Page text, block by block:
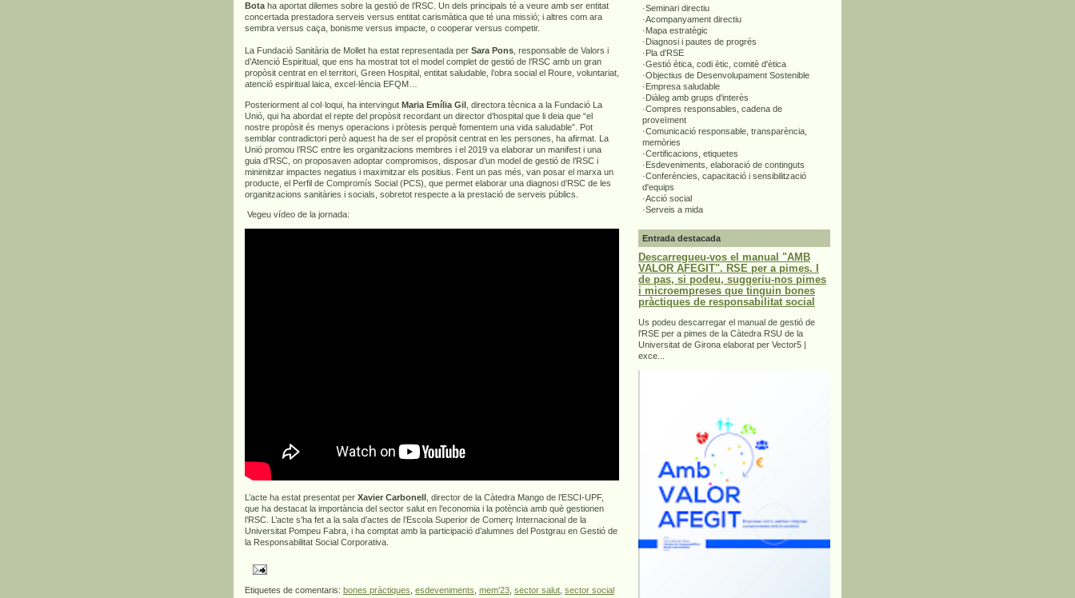
Bota ha aportat dilemes sobre la gestió de l’RSC. Un dels principals té a veure amb ser entitat
concertada prestadora serveis versus entitat carismàtica que té una missió; i altres com ara
sembra versus caça, bonisme versus impacte, o cooperar versus competir.
La Fundació Sanitària de Mollet ha estat representada per Sara Pons , responsable de Valors i
d’Atenció Espiritual, que ens ha mostrat tot el model complet de gestió de l’RSC amb un gran
propòsit centrat en el territori, Green Hospital, entitat saludable, l’obra social el Roure, voluntariat,
atenció espiritual laica, excel·lència EFQM…
Posteriorment al col·loqui, ha intervingut Maria Emília Gil , directora tècnica a la Fundació La
Unió, qui ha abordat el repte del propòsit recordant un director d’hospital que li deia que “el
nostre propòsit és menys operacions i pròtesis perquè fomentem una vida saludable”. Pot
semblar contradictori però aquest ha de ser el propòsit centrat en les persones, ha afirmat. La
Unió promou l’RSC entre les organitzacions membres i el 2019 va elaborar un manifest i una
guia d’RSC, on proposaven adoptar compromisos, disposar d’un model de gestió de l’RSC i
minimitzar impactes negatius i maximitzar els positius. Fent un pas més, van posar el marxa un
producte, el Perfil de Compromís Social (PCS), que permet elaborar una diagnosi d’RSC de les
organitzacions sanitàries i socials, sobretot respecte a la prestació de serveis públics.
Vegeu vídeo de la jornada:
L’acte ha estat presentat per Xavier Carbonell , director de la Càtedra Mango de l’ESCI-UPF,
que ha destacat la importància del sector salut en l’economia i la potència amb què gestionen
l’RSC. L’acte s’ha fet a la sala d’actes de l’Escola Superior de Comerç Internacional de la
Universitat Pompeu Fabra, i ha comptat amb la participació d’alumnes del Postgrau en Gestió de
la Responsabilitat Social Corporativa.
Etiquetes de comentaris: bones pràctiques esdeveniments mem'23 sector salut sector social
·Seminari directiu
·Acompanyament directiu
·Mapa estratègic
·Diagnosi i pautes de progrés
·Pla d'RSE
·Gestió ètica, codi ètic, comitè d'ètica
·Objectius de Desenvolupament Sostenible
·Empresa saludable
·Diàleg amb grups d'interès
·Compres responsables, cadena de
proveïment
·Comunicació responsable, transparència,
memòries
·Certificacions, etiquetes
·Esdeveniments, elaboració de continguts
·Conferències, capacitació i sensibilització
d'equips
·Acció social
·Serveis a mida
Entrada destacada
Descarregueu-vos el manual "AMB
VALOR AFEGIT". RSE per a pimes. I
de pas, si podeu, suggeriu-nos pimes
i microempreses que tinguin bones
pràctiques de responsabilitat social
Us podeu descarregar el manual de gestió de
l'RSE per a pimes de la Càtedra RSU de la
Universitat de Girona elaborat per Vector5 |
exce...